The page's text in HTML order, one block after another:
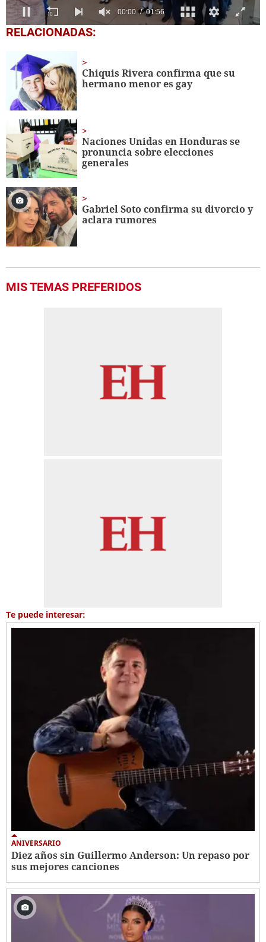
0
seconds
minute,
seconds
RELACIONADAS:
Chiquis Rivera confirma que su
hermano menor es gay
Naciones Unidas en Honduras se
pronuncia sobre elecciones
generales
Gabriel Soto confirma su divorcio y
aclara rumores
MIS TEMAS PREFERIDOS
Te puede interesar:
ANIVERSARIO
Diez años sin Guillermo Anderson: Un repaso por
sus mejores canciones